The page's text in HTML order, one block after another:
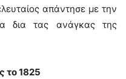
απάντησε με την
δια τας ανάγκας της
το 1825